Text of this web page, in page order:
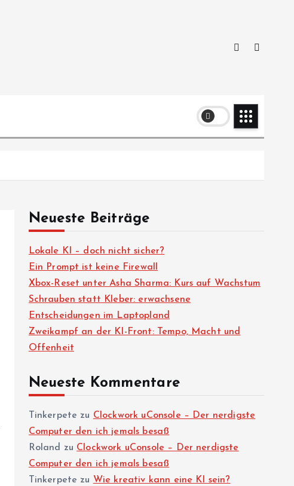
Neueste Beiträge
Lokale KI – doch nicht sicher?
Ein Prompt ist keine Firewall
Xbox-Reset unter Asha Sharma: Kurs auf Wachstum
Schrauben statt Kleber: erwachsene
Entscheidungen im Laptopland
Zweikampf an der KI-Front: Tempo, Macht und
Offenheit
Neueste Kommentare
Tinkerpete zu Clockwork uConsole – Der nerdigste
Computer den ich jemals besaß
Roland
zu Clockwork uConsole – Der nerdigste
Computer den ich jemals besaß
Tinkerpete zu Wie kreativ kann eine KI sein?